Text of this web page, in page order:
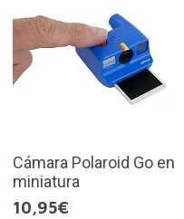
Cámara Polaroid Go en
miniatura
10,95€